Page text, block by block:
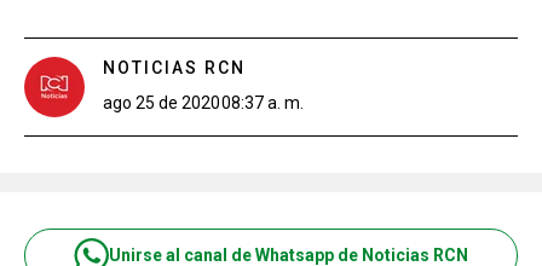
NOTICIAS RCN
ago 25 de 202008:37 a. m.
Unirse al canal de Whatsapp de Noticias RCN